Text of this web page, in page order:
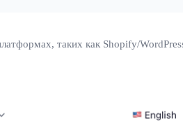
таких как Shopify/